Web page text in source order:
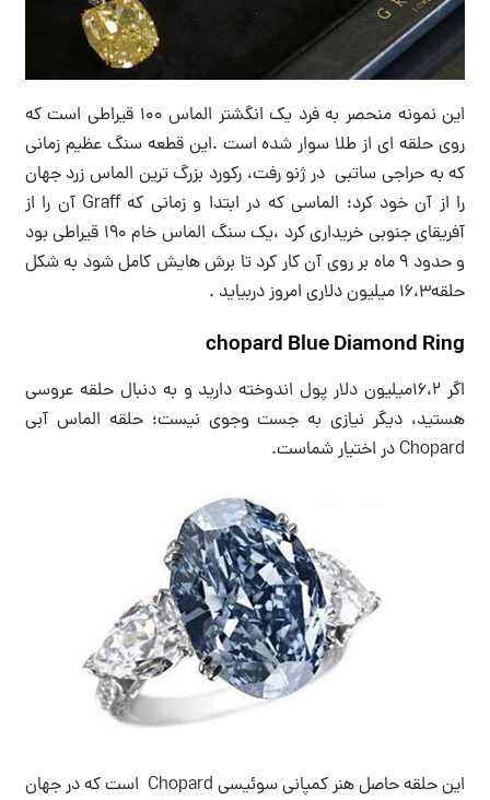
این نمونه منحصر به فرد یک انگشتر الماس ۱۰۰ قیراطی است که
روی حلقه ای از طلا سوار شده است .این قطعه سنگ عظیم زمانی
که به حراجی ساتبی در ژنو رفت، رکورد بزرگ ترین الماس زرد جهان
را از آن خود کرد؛ الماسی که در ابتدا و زمانی که Graff آن را از
آفریقای جنوبی خریداری کرد ،یک سنگ الماس خام ۱۹۰ قیراطی بود
و حدود ۹ ماه بر روی آن کار کرد تا برش هایش کامل شود به شکل
حلقه۱۶،۳ میلیون دلاری امروز دربیاید .
chopard Blue Diamond Ring
اگر ۱۶،۲میلیون دلار پول اندوخته دارید و به دنبال حلقه عروسی
هستید، دیگر نیازی به جست وجوی نیست؛ حلقه الماس آبی
Chopard در اختیار شماست.
این حلقه حاصل هنر کمپانی سوئیسی Chopard است که در جهان